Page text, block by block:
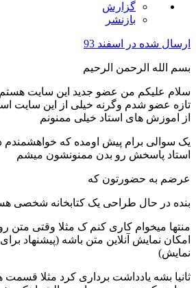
گزارش
بازنشر
ارسال شده در اسفند 93
بسم الله الرحمن الرحیم
سلام علیکم من عضو جدید این سایت هستم
تازه عضو شدم وگرنه خیلی از این سایت
از اموزش های استاد خیلی ممنونم
یک سوالی برام پیش اومده که
استاد پاسخش رو بدن ممنونشون میشم
عرضم به حضورتون که
بنده در حال طراحی یک کتابخانه شخصی
منتها میخوام کاری کنم ک مثلا وقتی متن رو
امکان نمایش آنلاین متن باشه (پیشنهاد
نمایش)
ثانیا بشه یادداشت برداری کرد مثلا قسمت